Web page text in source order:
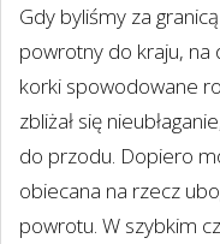
Gdy byliśmy za
powrotny do kraju, na
korki spowodowane
zbliżał się
do przodu. Dopiero
obiecana na rzecz
powrotu. W szybkim